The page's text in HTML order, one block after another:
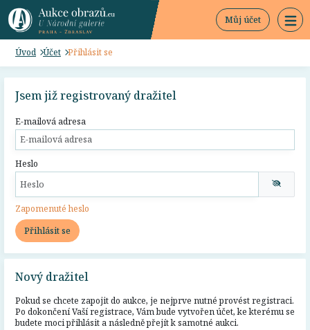
Můj účet
Úvod Účet Přihlásit se
Jsem již registrovaný dražitel
E-mailová adresa
Heslo
Zapomenuté heslo
Přihlásit se
Nový dražitel
Pokud se chcete zapojit do aukce, je nejprve nutné provést registraci.
Po dokončení Vaší registrace, Vám bude vytvořen účet, ke kterému se
budete moci přihlásit a následně přejít k samotné aukci.